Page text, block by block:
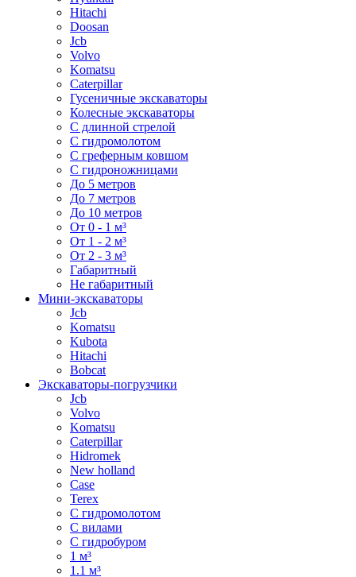
Hitachi
Doosan
Jcb
Volvo
Komatsu
Caterpillar
Гусеничные экскаваторы
Колесные экскаваторы
С длинной стрелой
С гидромолотом
С греферным ковшом
С гидроножницами
До 5 метров
До 7 метров
До 10 метров
От 0 - 1 м³
От 1 - 2 м³
От 2 - 3 м³
Габаритный
Не габаритный
Мини-экскаваторы
Jcb
Komatsu
Kubota
Hitachi
Bobcat
Экскаваторы-погрузчики
Jcb
Volvo
Komatsu
Caterpillar
Hidromek
New holland
Case
Terex
С гидромолотом
С вилами
С гидробуром
1 м³
1.1 м³